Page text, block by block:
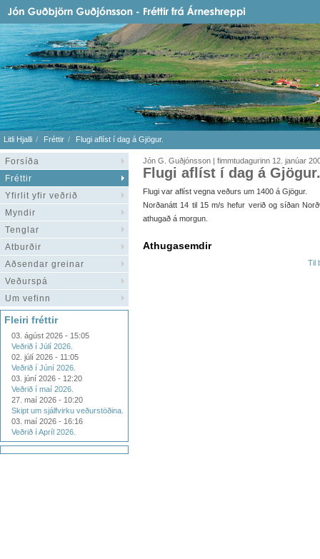
Litli Hjalli Fréttir Flugi aflíst í dag á Gjögur.
Forsíða
Fréttir
Yfirlit yfir veðrið
Myndir
Tenglar
Atburðir
Aðsendar greinar
Veðurspá
Um vefinn
Fleiri fréttir
03. ágúst 2026 - 15:05
Veðrið í Júlí 2026.
02. júlí 2026 - 11:05
Veðrið í Júní 2026.
03. júní 2026 - 12:20
Veðrið í maí 2026.
27. maí 2026 - 10:20
Skipt um sjálfvirku veðurstöðina.
03. maí 2026 - 16:16
Veðrið í Apríl 2026.
Jón G. Guðjónsson | fimmtudagurinn 12. janúar
Flugi aflíst í dag á Gjögur.
Flugi var aflíst vegna veðurs um 1400 á Gjögur.
Norðanátt 14 til 15 m/s hefur verið og síðan
athugað á morgun.
Athugasemdir
Til